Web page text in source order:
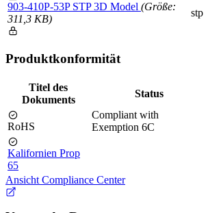
903-410P-53P STP 3D Model (Größe:
311,3 KB)
stp
Produktkonformität
Titel des
Dokuments
Status
RoHS
Compliant with
Exemption 6C
Kalifornien Prop
65
Ansicht Compliance Center